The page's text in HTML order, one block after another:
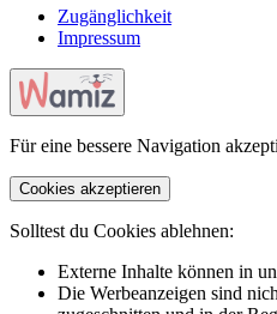
Zugänglichkeit
Impressum
Für eine bessere Navigation
Cookies akzeptieren
Solltest du Cookies ablehnen:
Externe Inhalte können in
Die Werbeanzeigen sind